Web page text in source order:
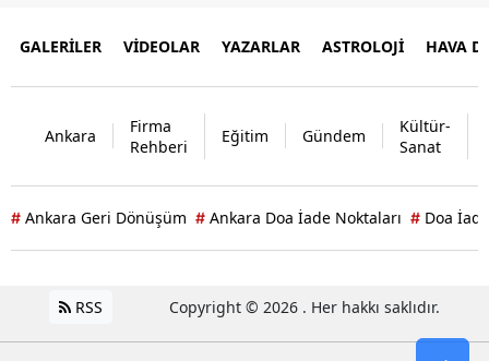
GALERİLER VİDEOLAR YAZARLAR ASTROLOJİ HAVA
Ankara
Firma
Rehberi
Eğitim Gündem
Kültür-
Sanat
# Ankara Geri Dönüşüm # Ankara Doa İade Noktaları # Doa
RSS Copyright © 2026 . Her hakkı saklıdır.